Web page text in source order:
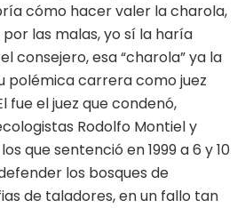
cómo hacer valer la charola,
las malas, yo sí la haría
consejero, esa “charola” ya la
polémica carrera como juez
fue el juez que condenó,
Rodolfo Montiel y
que sentenció en 1999 a 6 y 10
los bosques de
de taladores, en un fallo tan